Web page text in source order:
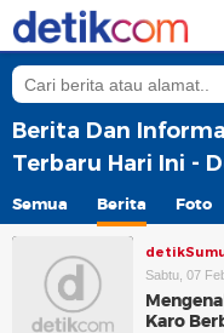
Berita Dan
Terbaru Hari Ini -
Semua Berita Foto
Sabtu, 07
Karo